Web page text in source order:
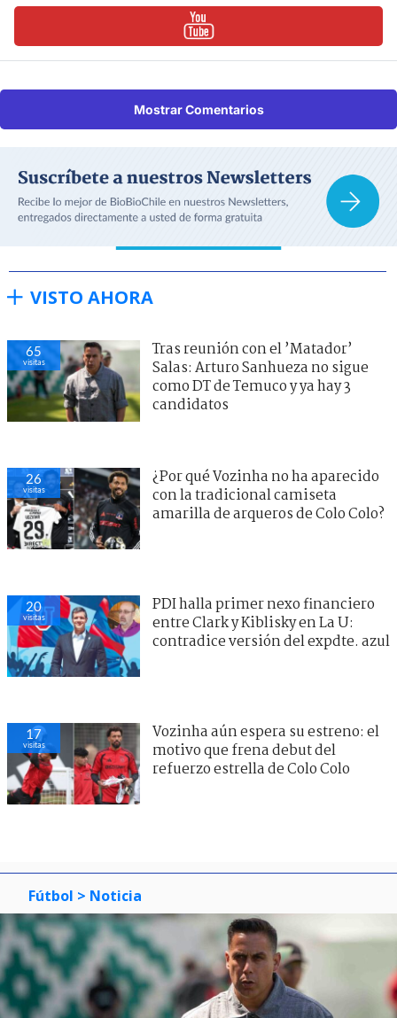
Mostrar Comentarios
VISTO AHORA
65
visitas
Tras reunión con el ’Matador’
Salas: Arturo Sanhueza no sigue
como DT de Temuco y ya hay 3
candidatos
26
visitas
¿Por qué Vozinha no ha aparecido
con la tradicional camiseta
amarilla de arqueros de Colo Colo?
20
visitas
PDI halla primer nexo financiero
entre Clark y Kiblisky en La U:
contradice versión del expdte. azul
17
visitas
Vozinha aún espera su estreno: el
motivo que frena debut del
refuerzo estrella de Colo Colo
Fútbol > Noticia